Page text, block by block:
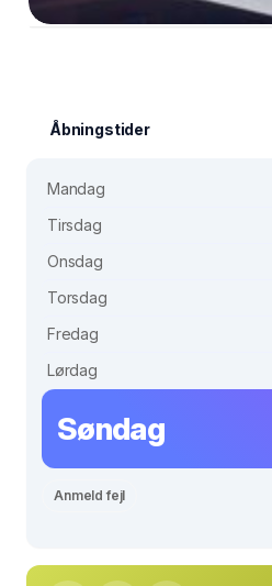
Åbningstider
Mandag
Tirsdag
Onsdag
Torsdag
Fredag
Lørdag
Søndag
Anmeld fejl